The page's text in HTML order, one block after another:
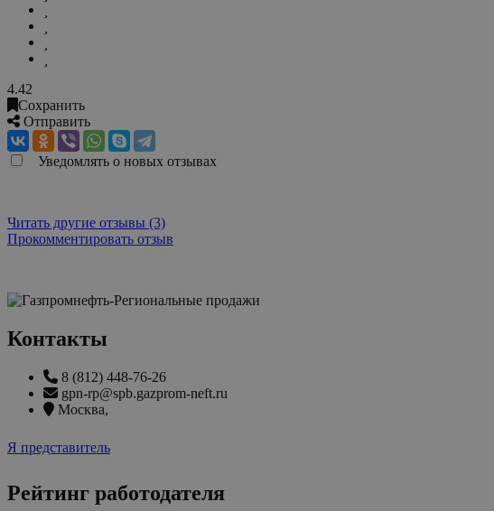
4.42
Сохранить
Отправить
Уведомлять о новых отзывах
Читать другие отзывы (3)
Прокомментировать отзыв
Контакты
8 (812) 448-76-26
gpn-rp@spb.gazprom-neft.ru
Москва,
Я представитель
Рейтинг работодателя